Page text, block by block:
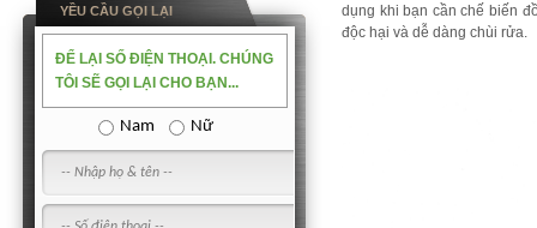
YỀU CẦU GỌI LẠI
ĐỂ LẠI SỐ ĐIỆN THOẠI. CHÚNG
TÔI SẼ GỌI LẠI CHO BẠN...
Nam Nữ
dụng khi bạn cần chế biến
độc hại và dễ dàng chùi rửa.